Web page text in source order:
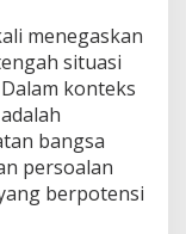
menegaskan
situasi
konteks
bangsa
persoalan
berpotensi